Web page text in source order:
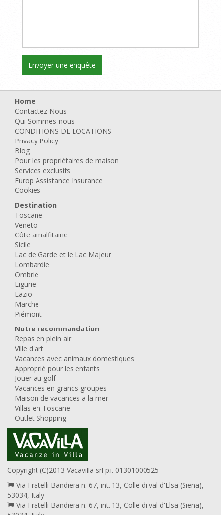
Home
Contactez Nous
Qui Sommes-nous
CONDITIONS DE LOCATIONS
Privacy Policy
Blog
Pour les propriétaires de maison
Services exclusifs
Europ Assistance Insurance
Cookies
Destination
Toscane
Veneto
Côte amalfitaine
Sicile
Lac de Garde et le Lac Majeur
Lombardie
Ombrie
Ligurie
Lazio
Marche
Piémont
Notre recommandation
Repas en plein air
Ville d'art
Vacances avec animaux domestiques
Approprié pour les enfants
Jouer au golf
Vacances en grands groupes
Maison de vacances a la mer
Villas en Toscane
Outlet Shopping
Copyright (C)2013 Vacavilla srl p.i. 01301000525
Via Fratelli Bandiera n. 67, int. 13, Colle di val d'Elsa (Siena),
53034, Italy
Via Fratelli Bandiera n. 67, int. 13, Colle di val d'Elsa (Siena),